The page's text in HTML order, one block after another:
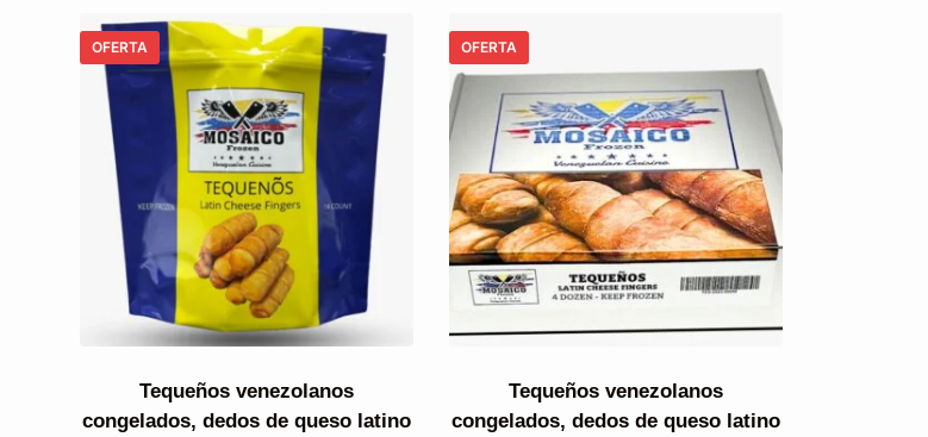
OFERTA
Tequeños venezolanos
congelados, dedos de queso latino
OFERTA
Tequeños venezolanos
congelados, dedos de queso latino